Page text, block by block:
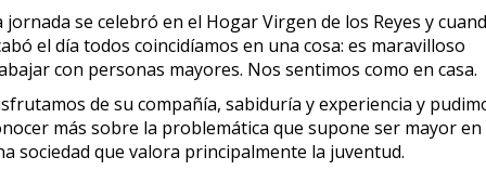
jornada se celebró en el Hogar Virgen de los Reyes y
el día todos coincidíamos en una cosa: es maravilloso
con personas mayores. Nos sentimos como en casa.
de su compañía, sabiduría y experiencia y
más sobre la problemática que supone ser mayor en
sociedad que valora principalmente la juventud.